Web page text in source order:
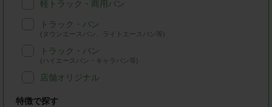
軽トラック・商用バン
トラック・バン
(タウンエースバン、ライトエースバン等)
トラック・バン
(ハイエースバン・キャラバン等)
店舗オリジナル
特徴で探す